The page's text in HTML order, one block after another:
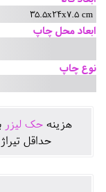
35.5x24x7.5 cm
ابعاد محل چاپ
نوع چاپ
هزينهحک لیزر
حداقل تيراژ